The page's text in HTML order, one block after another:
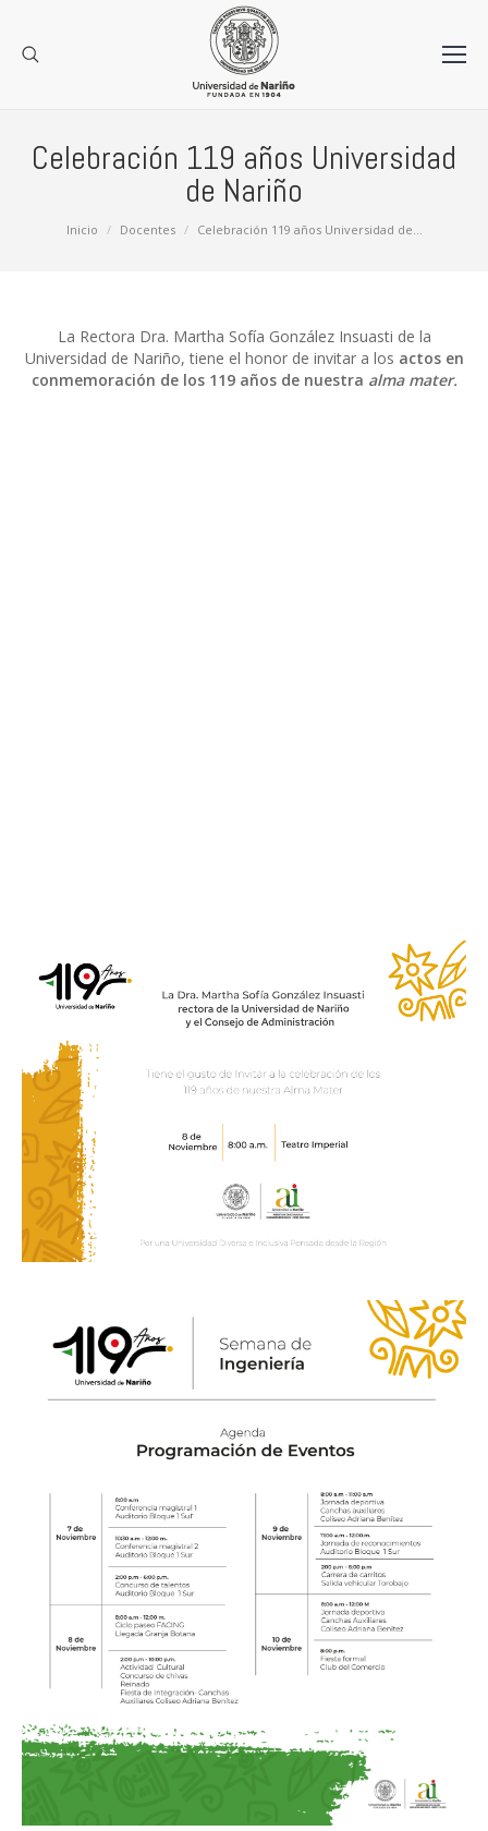
Celebración 119 años Universidad
de Nariño
Estás aquí:
Inicio Docentes Celebración 119 años Universidad de…
La Rectora Dra. Martha Sofía González Insuasti de la
Universidad de Nariño, tiene el honor de invitar a los actos en
conmemoración de los 119 años de nuestra alma mater.